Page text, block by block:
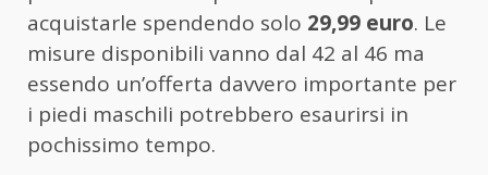
acquistarle spendendo solo 29,99 euro. Le
misure disponibili vanno dal 42 al 46 ma
essendo un’offerta davvero importante per
i piedi maschili potrebbero esaurirsi in
pochissimo tempo.